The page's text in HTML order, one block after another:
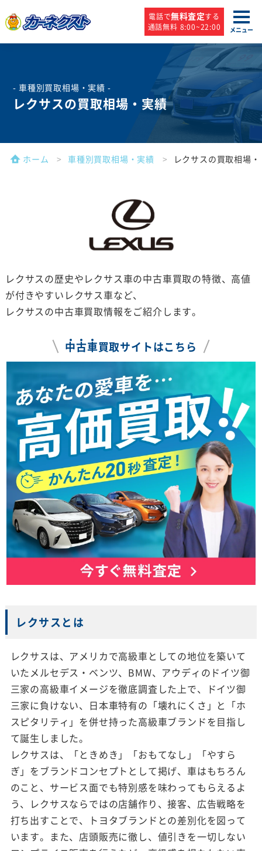
電話で無料査定する
通話無料 8:00~22:00
メニュー
- 車種別買取相場・実績 -
レクサスの買取相場・実績
ホーム 車種別買取相場・実績 レクサスの買取相場
レクサスの歴史やレクサス車の中古車買取の特徴、高値
が付きやすいレクサス車など、
レクサスの中古車買取情報をご紹介します。
中古車買取サイトはこちら
レクサスとは
レクサスは、アメリカで高級車としての地位を築いて
いたメルセデス・ベンツ、BMW、アウディのドイツ御
三家の高級車イメージを徹底調査した上で、ドイツ御
三家に負けない、日本車特有の「壊れにくさ」と「ホ
スピタリティ」を併せ持った高級車ブランドを目指し
て誕生しました。
レクサスは、「ときめき」「おもてなし」「やすら
ぎ」をブランドコンセプトとして掲げ、車はもちろん
のこと、サービス面でも特別感を味わってもらえるよ
う、レクサスならではの店舗作り、接客、広告戦略を
打ち出すことで、トヨタブランドとの差別化を図って
います。また、店頭販売に徹し、値引きを一切しない